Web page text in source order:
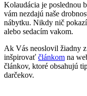
Kolaudácia je poslednou
vám nezdajú naše
nábytku. Nikdy nič
alebo sedacím vakom.
Ak Vás neoslovil žiadny z
inšpirovať článkom na
článkov, ktoré obsahujú
darčekov.